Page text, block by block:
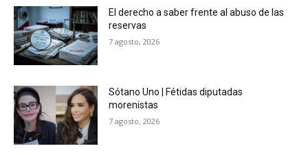
El derecho a saber frente al abuso de las
reservas
7 agosto, 2026
Sótano Uno | Fétidas diputadas
morenistas
7 agosto, 2026